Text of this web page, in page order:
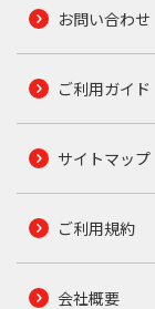
お問い合わせ
ご利用ガイド
サイトマップ
ご利用規約
会社概要